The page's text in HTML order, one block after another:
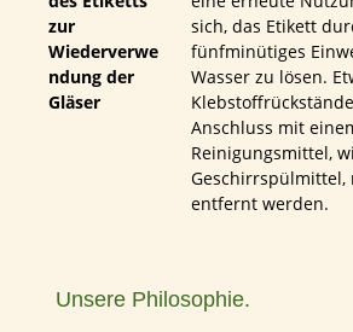
zur
Wiederverwe
ndung der
Gläser
sich, das Etikett
fünfminütiges
Wasser zu lösen.
Anschluss mit
Reinigungsmittel,
Geschirrspülmittel,
entfernt werden.
Unsere Philosophie.